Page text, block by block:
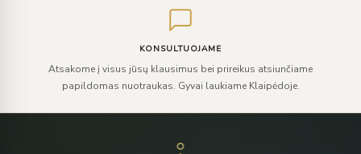
KONSULTUOJAME
Atsakome į visus jūsų klausimus bei prireikus atsiunčiame
papildomas nuotraukas. Gyvai laukiame Klaipėdoje.